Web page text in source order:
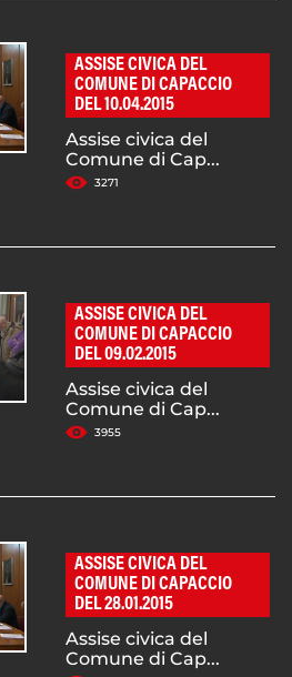
ASSISE CIVICA DEL
COMUNE DI CAPACCIO
DEL 10.04.2015
Assise civica del
Comune di Cap...
3271
ASSISE CIVICA DEL
COMUNE DI CAPACCIO
DEL 09.02.2015
Assise civica del
Comune di Cap...
3955
ASSISE CIVICA DEL
COMUNE DI CAPACCIO
DEL 28.01.2015
Assise civica del
Comune di Cap...